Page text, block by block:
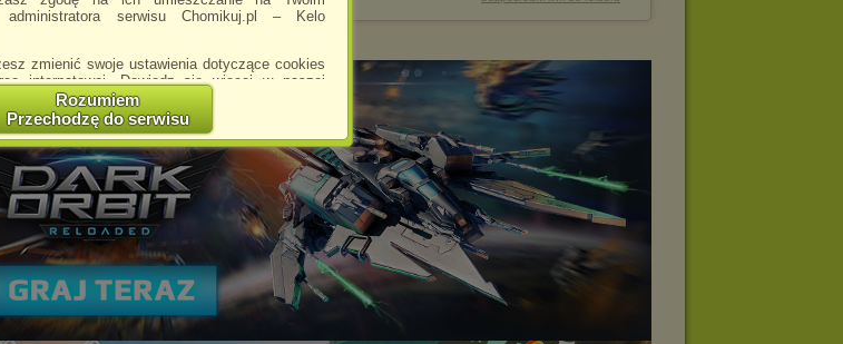
administratora serwisu Chomikuj.pl – Kelo
zmienić swoje ustawienia dotyczące cookies
internetowej. Dowiedz się więcej w naszej
http://chomikuj.pl/PolitykaPrywatnosci.aspx
że zmiana ustawień przeglądarki może
korzystania ze strony Chomikuj.pl.
twojej zgody na akceptację cookies niestety
serwisu chomikuj.pl.
cookiesprzez
Zaufanych Partnerów
do Twoich potrzeb, analiza skuteczności działań
spowoduje, że wyświetlana Ci reklama nie
do Twoich preferencji, a będzie to reklama
Rozumiem
Przechodzę do serwisu